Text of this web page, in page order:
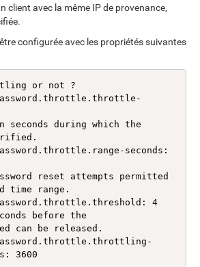
client avec la même IP de provenance,
configurée avec les propriétés suivantes
or not ?
seconds during which the
seconds:
reset attempts permitted
time range.
4
before the
can be released.